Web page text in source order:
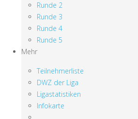
Runde 2
Runde 3
Runde 4
Runde 5
Mehr
Teilnehmerliste
DWZ der Liga
Ligastatistiken
Infokarte